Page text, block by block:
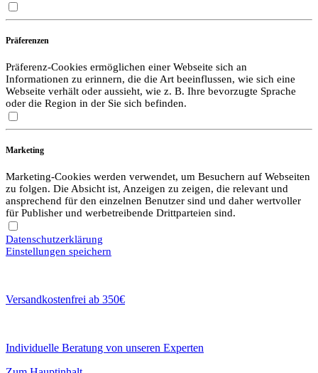
Präferenzen
Präferenz-Cookies ermöglichen einer Webseite sich an
Informationen zu erinnern, die die Art beeinflussen, wie sich eine
Webseite verhält oder aussieht, wie z. B. Ihre bevorzugte Sprache
oder die Region in der Sie sich befinden.
Marketing
Marketing-Cookies werden verwendet, um Besuchern auf Webseiten
zu folgen. Die Absicht ist, Anzeigen zu zeigen, die relevant und
ansprechend für den einzelnen Benutzer sind und daher wertvoller
für Publisher und werbetreibende Drittparteien sind.
Datenschutzerklärung
Einstellungen speichern
Versandkostenfrei ab 350€
Individuelle Beratung von unseren Experten